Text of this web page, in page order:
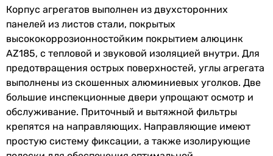
Корпус агрегатов выполнен из двухсторонних
панелей из листов стали, покрытых
высококоррозионностойким покрытием алюцинк
AZ185, с тепловой и звуковой изоляцией внутри. Для
предотвращения острых поверхностей, углы агрегата
выполнены из скошенных алюминиевых уголков. Две
большие инспекционные двери упрощают осмотр и
обслуживание. Приточный и вытяжной фильтры
крепятся на направляющих. Направляющие имеют
простую систему фиксации, а также изолирующие